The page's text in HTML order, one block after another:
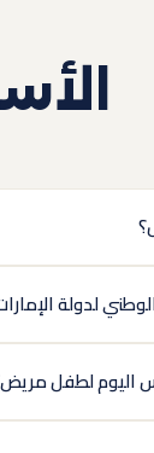
لدولة
اليوم لطفل